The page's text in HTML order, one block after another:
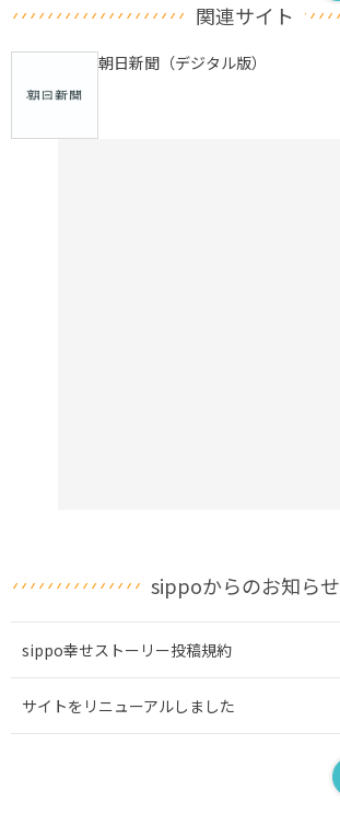
関連サイト
朝日新聞（デジタル版）
sippoからのお知らせ
sippo幸せストーリー投稿規約
サイトをリニューアルしました